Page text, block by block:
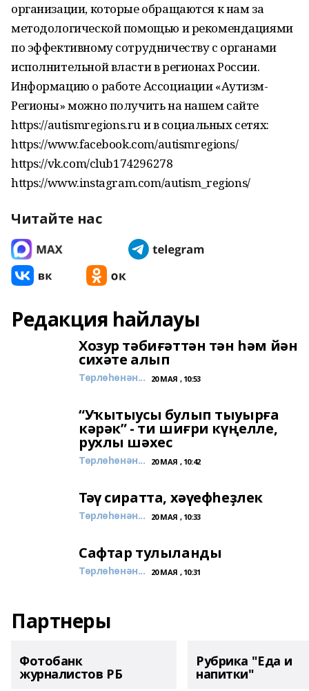
организации, которые обращаются к нам за
методологической помощью и рекомендациями
по эффективному сотрудничеству с органами
исполнительной власти в регионах России.
Информацию о работе Ассоциации «Аутизм-
Регионы» можно получить на нашем сайте
https://autismregions.ru и в социальных сетях:
https://www.facebook.com/autismregions/
https://vk.com/club174296278
https://www.instagram.com/autism_regions/
Читайте нас
Редакция һайлауы
Хозур тәбиғәттән тән һәм йән
сихәте алып
Төрлөһөнән... 20 МАЯ , 10:53
“Уҡытыусы булып тыуырға
кәрәк” - ти шиғри күңелле,
рухлы шәхес
Төрлөһөнән... 20 МАЯ , 10:42
Тәү сиратта, хәүефһеҙлек
Төрлөһөнән... 20 МАЯ , 10:33
Сафтар тулыланды
Төрлөһөнән... 20 МАЯ , 10:31
Партнеры
Фотобанк
журналистов РБ
Рубрика "Еда и
напитки"